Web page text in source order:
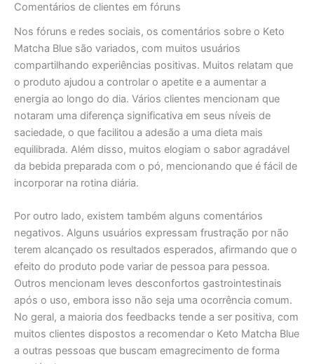
Comentários de clientes em fóruns
Nos fóruns e redes sociais, os comentários sobre o Keto
Matcha Blue são variados, com muitos usuários
compartilhando experiências positivas. Muitos relatam que
o produto ajudou a controlar o apetite e a aumentar a
energia ao longo do dia. Vários clientes mencionam que
notaram uma diferença significativa em seus níveis de
saciedade, o que facilitou a adesão a uma dieta mais
equilibrada. Além disso, muitos elogiam o sabor agradável
da bebida preparada com o pó, mencionando que é fácil de
incorporar na rotina diária.
Por outro lado, existem também alguns comentários
negativos. Alguns usuários expressam frustração por não
terem alcançado os resultados esperados, afirmando que o
efeito do produto pode variar de pessoa para pessoa.
Outros mencionam leves desconfortos gastrointestinais
após o uso, embora isso não seja uma ocorrência comum.
No geral, a maioria dos feedbacks tende a ser positiva, com
muitos clientes dispostos a recomendar o Keto Matcha Blue
a outras pessoas que buscam emagrecimento de forma